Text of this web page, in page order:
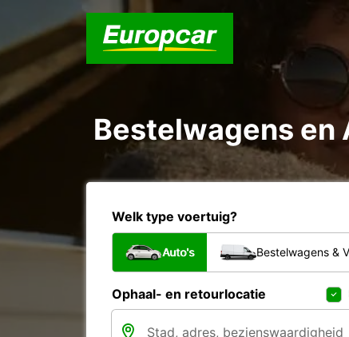
Bestelwagens en
Welk type voertuig?
Auto's Bestelwagens &
Ophaal- en retourlocatie